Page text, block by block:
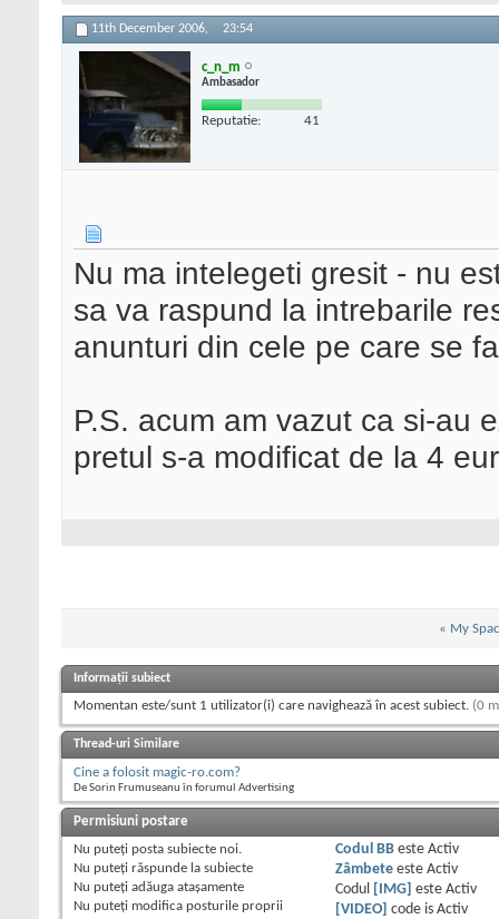
11th December 2006, 23:54
c_n_m
Ambasador
Reputatie: 41
Nu ma intelegeti gresit - nu
sa va raspund la intrebarile
anunturi din cele pe care se
P.S. acum am vazut ca si-au
pretul s-a modificat de la 4
« My
Informații subiect
Momentan este/sunt 1 utilizator(i) care navighează în acest subiect. (0
Thread-uri Similare
Cine a folosit magic-ro.com?
De Sorin Frumuseanu în forumul Advertising
Permisiuni postare
Nu puteţi posta subiecte noi.
Nu puteţi răspunde la subiecte
Nu puteţi adăuga ataşamente
Nu puteţi modifica posturile proprii
Codul BBeste Activ
Zâmbeteeste Activ
Codul
[IMG] este Activ
[VIDEO]
code is Activ